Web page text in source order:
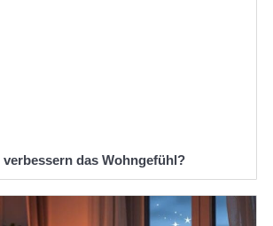
verbessern das Wohngefühl?